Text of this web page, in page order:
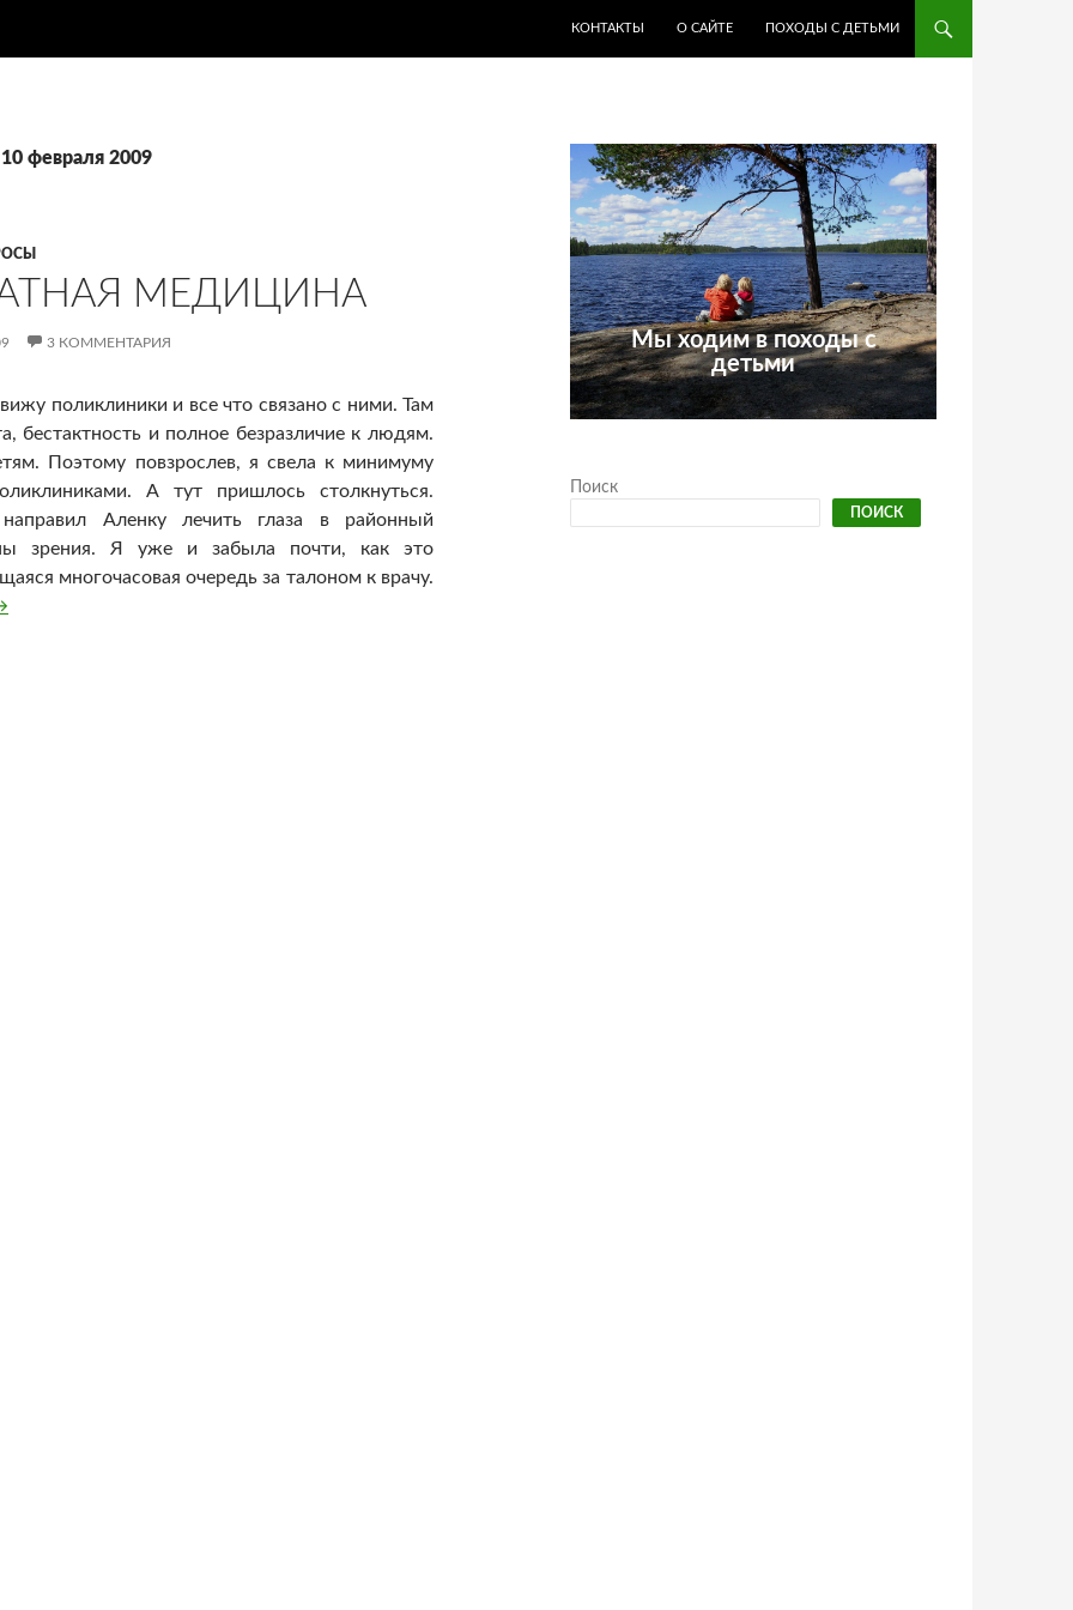
КОНТАКТЫ О САЙТЕ ПОХОДЫ С ДЕТЬМИ
февраля 2009
МЕДИЦИНА
3 КОММЕНТАРИЯ
поликлиники и все что связано с ними. Там
бестактность и полное безразличие к людям.
Поэтому повзрослев, я свела к минимуму
А тут пришлось столкнуться.
Аленку лечить глаза в районный
зрения. Я уже и забыла почти, как это
многочасовая очередь за талоном к врачу.
медицина
Мы ходим в походы с
детьми
Поиск
ПОИСК